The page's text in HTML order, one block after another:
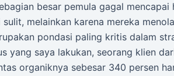
besar pemula gagal
melainkan karena mereka
pondasi paling kritis dalam
yang saya lakukan, seorang klien
organiknya sebesar 340 persen